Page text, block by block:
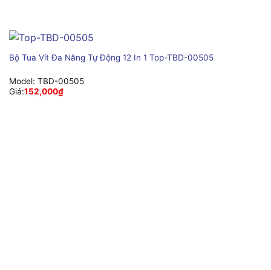
Bộ Tua Vít Đa Năng Tự Động 12 In 1 Top-TBD-00505
Model: TBD-00505
Giá:152,000₫